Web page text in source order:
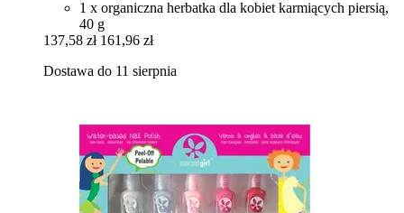
1 x organiczna herbatka dla kobiet karmiących piersią,
40 g
137,58 zł 161,96 zł
Dostawa do 11 sierpnia